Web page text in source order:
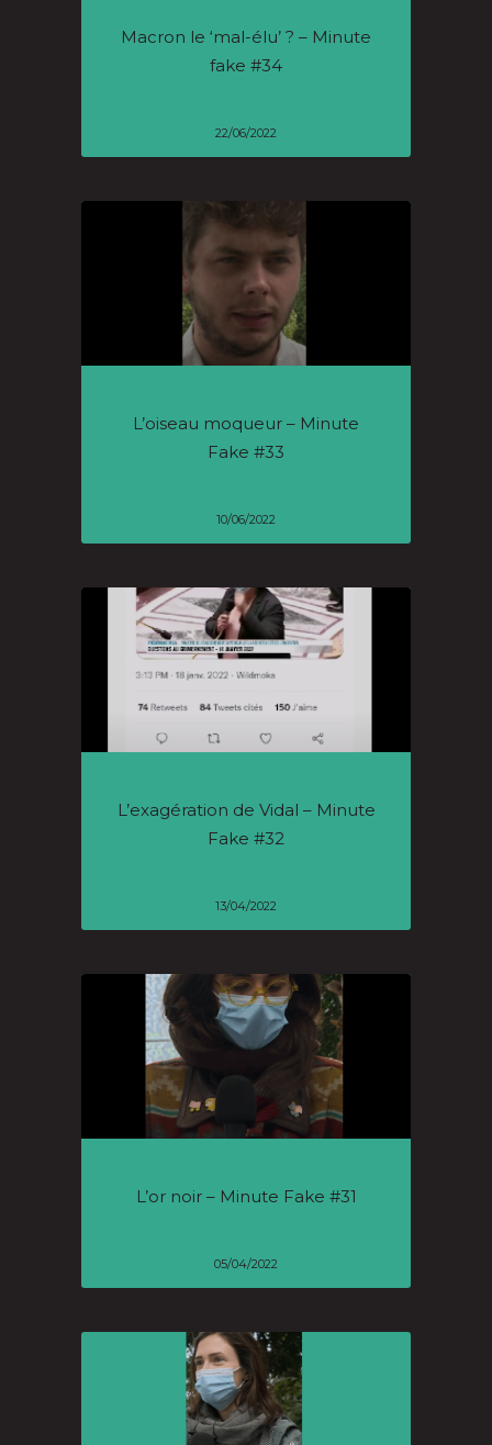
Macron le ‘mal-élu’ ? – Minute
fake #34
22/06/2022
L’oiseau moqueur – Minute
Fake #33
10/06/2022
L’exagération de Vidal – Minute
Fake #32
13/04/2022
L’or noir – Minute Fake #31
05/04/2022